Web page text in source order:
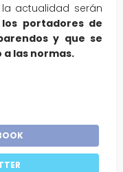
actualidad serán
portadores de
y que se
las normas.